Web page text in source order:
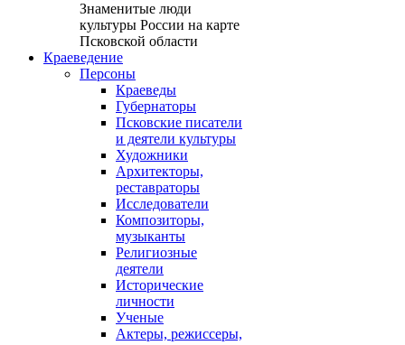
Знаменитые люди
культуры России на карте
Псковской области
Краеведение
Персоны
Краеведы
Губернаторы
Псковские писатели
и деятели культуры
Художники
Архитекторы,
реставраторы
Исследователи
Композиторы,
музыканты
Религиозные
деятели
Исторические
личности
Ученые
Актеры, режиссеры,